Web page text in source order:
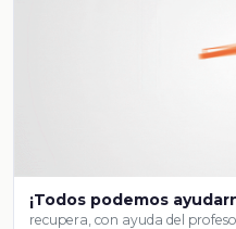
¡Todos podemos
recupera, con ayuda del